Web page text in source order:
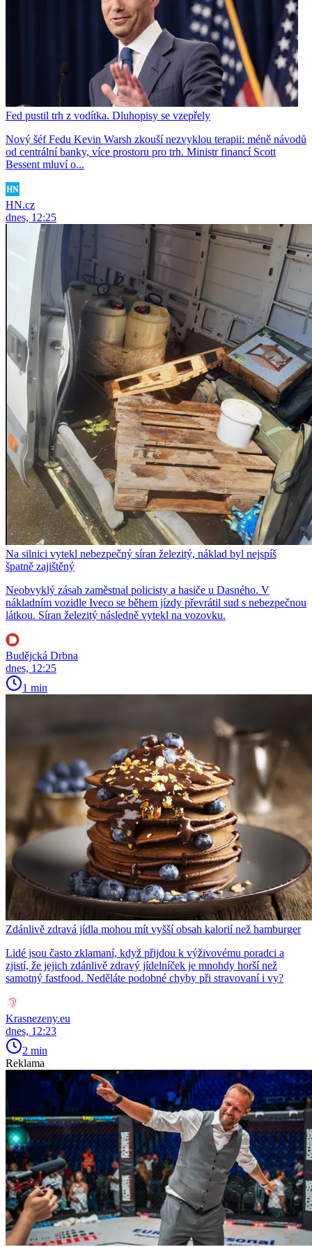
Fed pustil trh z vodítka. Dluhopisy se vzepřely
Nový šéf Fedu Kevin Warsh zkouší nezvyklou terapii: méně návodů
od centrální banky, více prostoru pro trh. Ministr financí Scott
Bessent mluví o...
HN.cz
dnes, 12:25
Na silnici vytekl nebezpečný síran železitý, náklad byl nejspíš
špatně zajištěný
Neobvyklý zásah zaměstnal policisty a hasiče u Dasného. V
nákladním vozidle Iveco se během jízdy převrátil sud s nebezpečnou
látkou. Síran železitý následně vytekl na vozovku.
Budějcká Drbna
dnes, 12:25
1 min
Zdánlivě zdravá jídla mohou mít vyšší obsah kalorií než hamburger
Lidé jsou často zklamaní, když přijdou k výživovému poradci a
zjistí, že jejich zdánlivě zdravý jídelníček je mnohdy horší než
samotný fastfood. Neděláte podobné chyby při stravovaní i vy?
Krasnezeny.eu
dnes, 12:23
2 min
Reklama